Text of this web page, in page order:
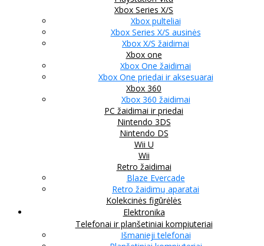
Xbox Series X/S
Xbox pulteliai
Xbox Series X/S ausinės
Xbox X/S žaidimai
Xbox one
Xbox One žaidimai
Xbox One priedai ir aksesuarai
Xbox 360
Xbox 360 žaidimai
PC žaidimai ir priedai
Nintendo 3DS
Nintendo DS
Wii U
Wii
Retro žaidimai
Blaze Evercade
Retro žaidimų aparatai
Kolekcinės figūrėlės
Elektronika
Telefonai ir planšetiniai kompiuteriai
Išmanieji telefonai